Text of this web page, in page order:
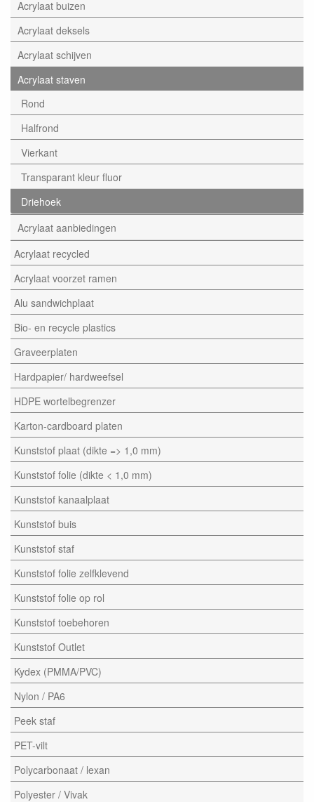
Acrylaat buizen
Acrylaat deksels
Acrylaat schijven
Acrylaat staven
Rond
Halfrond
Vierkant
Transparant kleur fluor
Driehoek
Acrylaat aanbiedingen
Acrylaat recycled
Acrylaat voorzet ramen
Alu sandwichplaat
Bio- en recycle plastics
Graveerplaten
Hardpapier/ hardweefsel
HDPE wortelbegrenzer
Karton-cardboard platen
Kunststof plaat (dikte => 1,0 mm)
Kunststof folie (dikte < 1,0 mm)
Kunststof kanaalplaat
Kunststof buis
Kunststof staf
Kunststof folie zelfklevend
Kunststof folie op rol
Kunststof toebehoren
Kunststof Outlet
Kydex (PMMA/PVC)
Nylon / PA6
Peek staf
PET-vilt
Polycarbonaat / lexan
Polyester / Vivak